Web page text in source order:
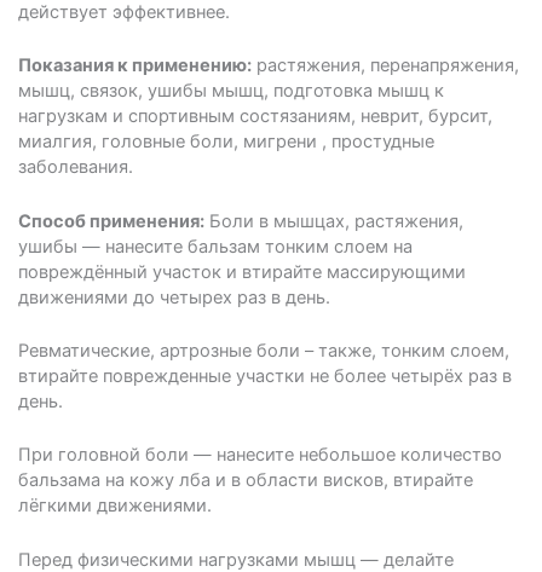
действует эффективнее.
Показания к применению:растяжения, перенапряжения,
мышц, связок, ушибы мышц, подготовка мышц к
нагрузкам и спортивным состязаниям, неврит, бурсит,
миалгия, головные боли, мигрени , простудные
заболевания.
Способ применения:Боли в мышцах, растяжения,
ушибы — нанесите бальзам тонким слоем на
повреждённый участок и втирайте массирующими
движениями до четырех раз в день.
Ревматические, артрозные боли – также, тонким слоем,
втирайте поврежденные участки не более четырёх раз в
день.
При головной боли — нанесите небольшое количество
бальзама на кожу лба и в области висков, втирайте
лёгкими движениями.
Перед физическими нагрузками мышц — делайте